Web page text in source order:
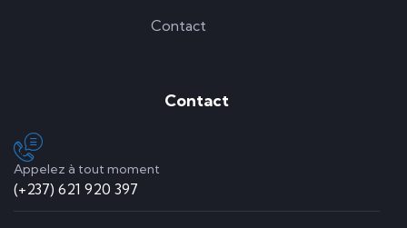
Contact
Contact
Appelez à tout moment
(+237) 621 920 397